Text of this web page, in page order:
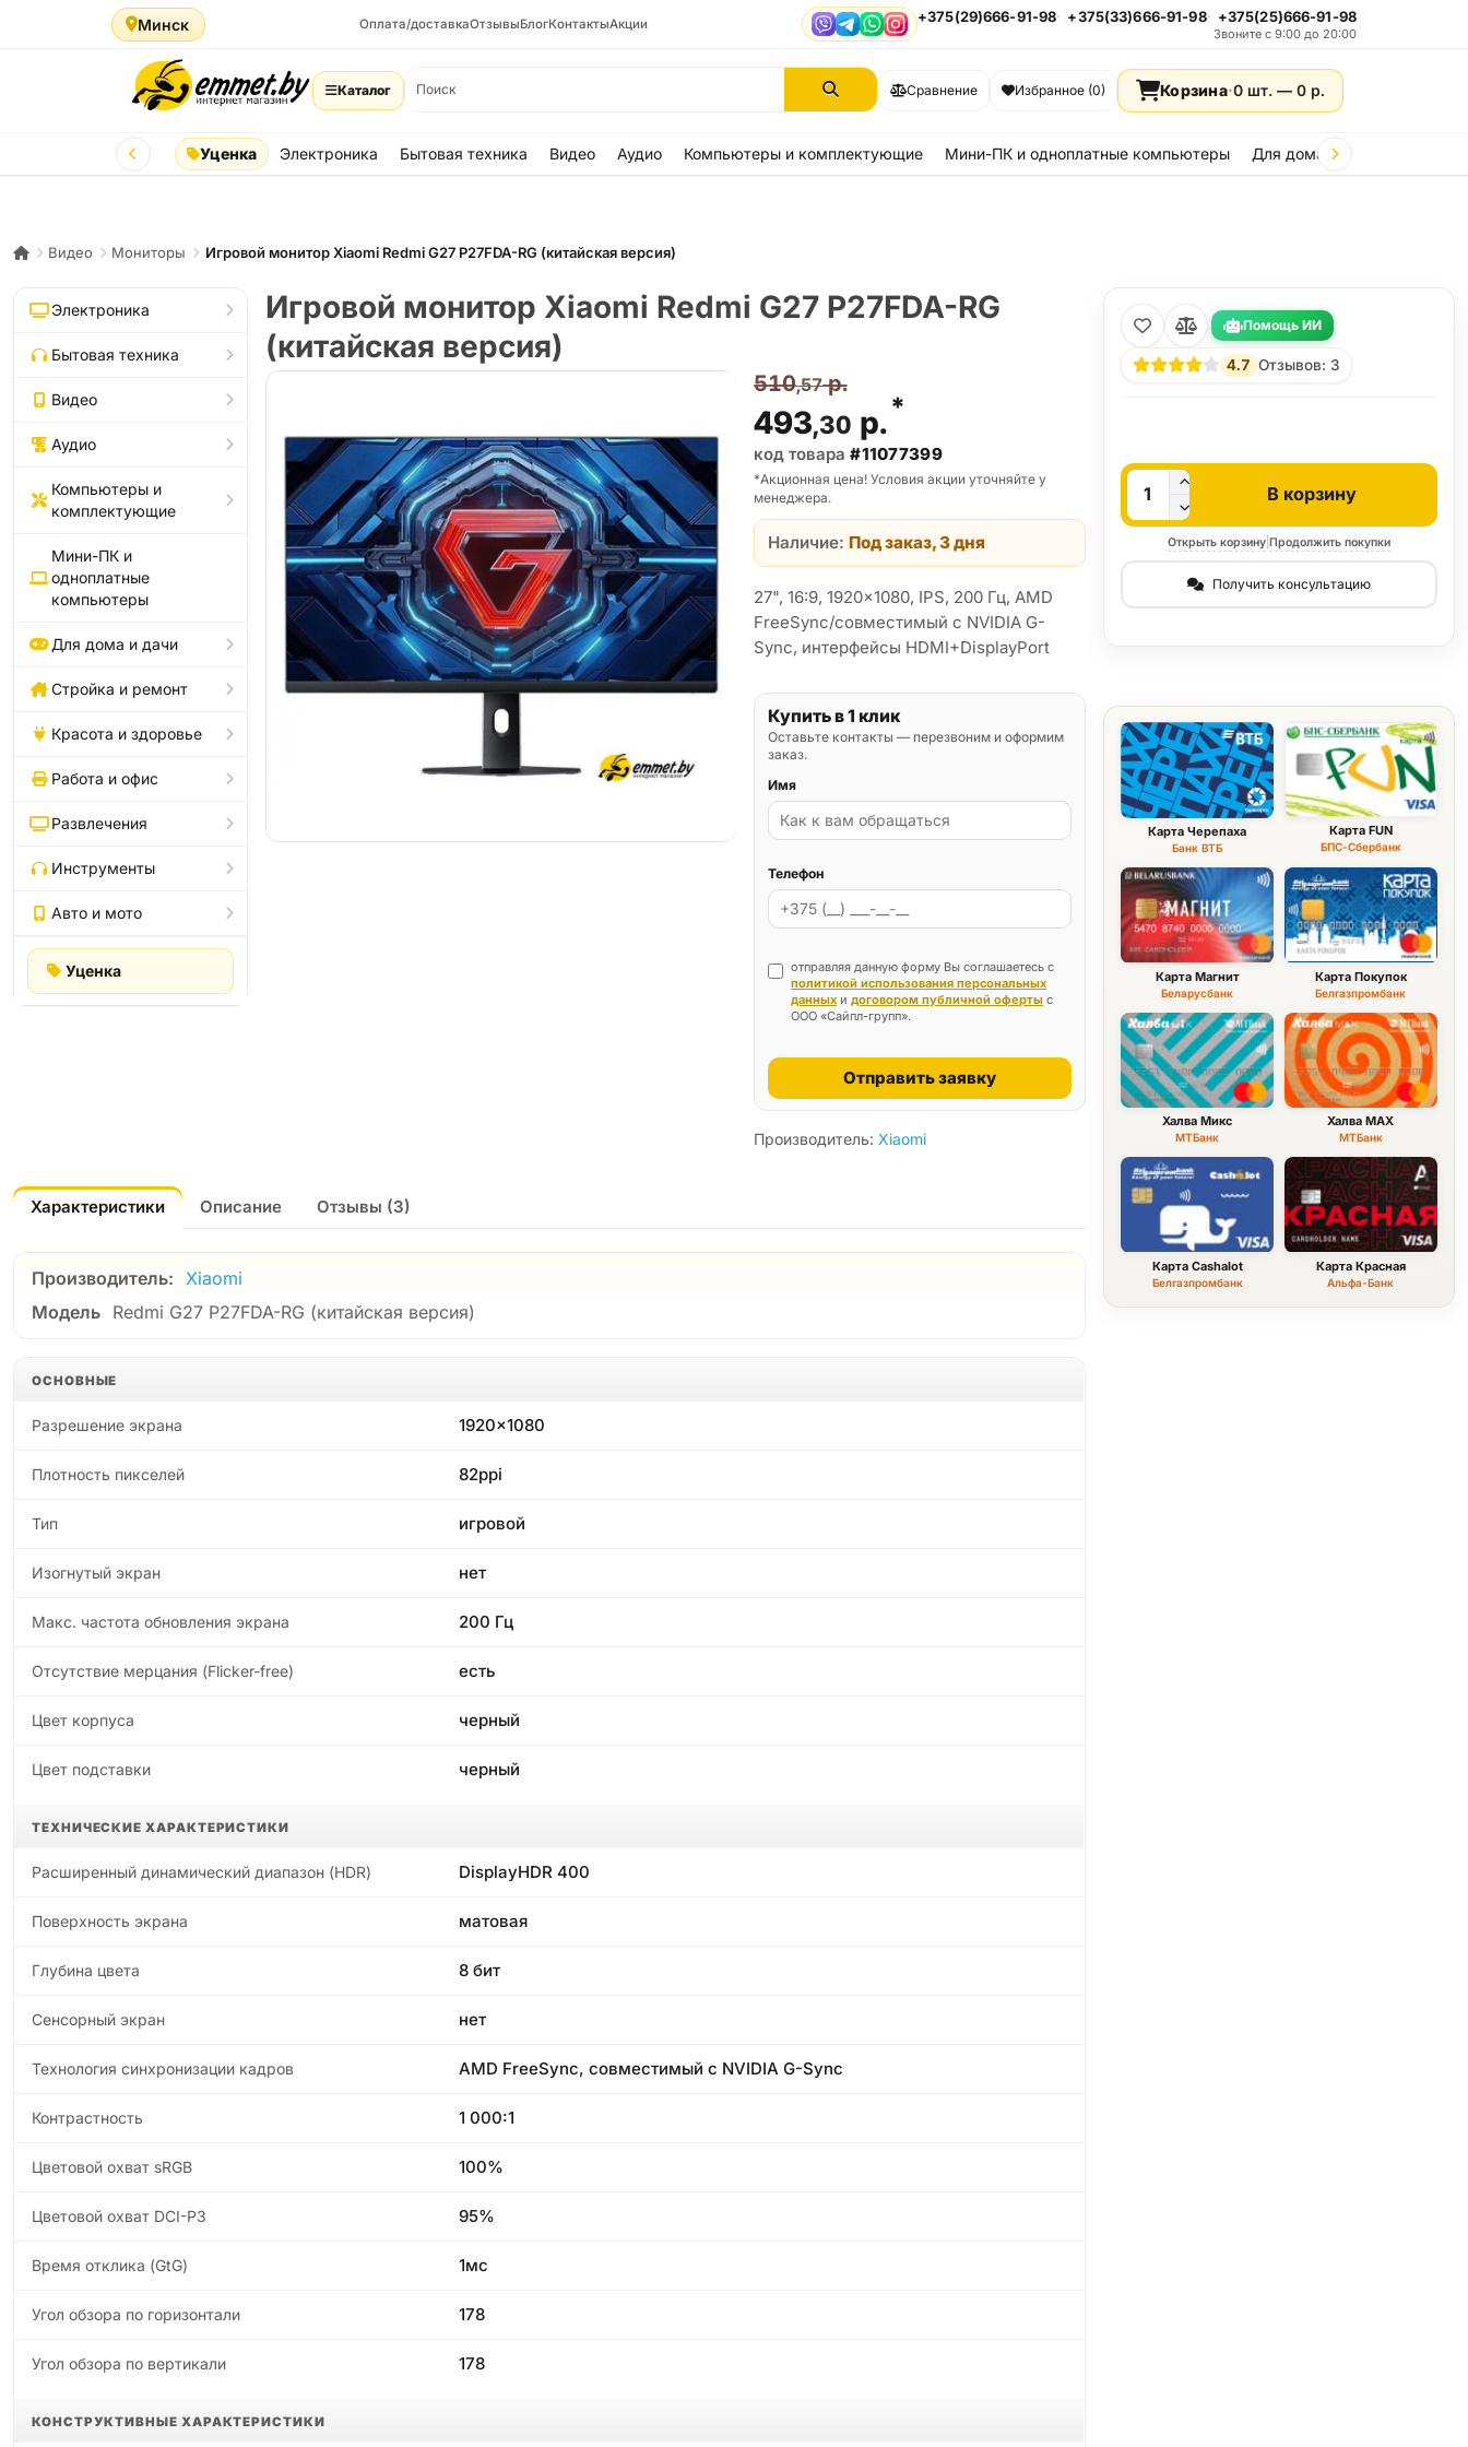
Минск Оплата/доставкаОтзывыБлогКонтактыАкции ViberTelegram
WhatsApp
Instagram
+375(29)666-91-98 +375(33)666-91-98 +375(25)666-91-98
Звоните с 9:00 до 20:00
Каталог Сравнение Избранное (0) Корзина·0 шт. — 0 р.
Уценка Электроника Бытовая техника Видео Аудио Компьютеры и комплектующие Мини-ПК и одноплатные компьютеры Для дома и дачи
Видео Мониторы Игровой монитор Xiaomi Redmi G27 P27FDA-RG (китайская версия)
Электроника
Бытовая техника
Видео
Аудио
Компьютеры и
комплектующие
Мини-ПК и
одноплатные
компьютеры
Для дома и дачи
Стройка и ремонт
Красота и здоровье
Работа и офис
Развлечения
Инструменты
Авто и мото
Уценка
Игровой монитор Xiaomi Redmi G27 P27FDA-RG
(китайская версия)
510,57р.
493,30р.*
код товара #11077399
*Акционная цена! Условия акции уточняйте у
менеджера.
Наличие: Под заказ, 3 дня
27", 16:9, 1920x1080, IPS, 200 Гц, AMD
FreeSync/совместимый с NVIDIA G-
Sync, интерфейсы HDMI+DisplayPort
Купить в 1 клик
Оставьте контакты — перезвоним и оформим
заказ.
Имя
Телефон
отправляя данную форму Вы соглашаетесь с
политикой использования персональных
данных идоговором публичной оферты с
ООО «Сайпл-групп».
Отправить заявку
Производитель: Xiaomi
Помощь ИИ
4.7 Отзывов: 3
Кол-во
В корзину
Открыть корзину| Продолжить покупки
Получить консультацию
Карта Черепаха
Банк ВТБ
Карта FUN
БПС-Сбербанк
Карта Магнит
Беларусбанк
Карта Покупок
Белгазпромбанк
Халва Микс
МТБанк
Халва MAX
МТБанк
Карта Cashalot
Белгазпромбанк
Карта Красная
Альфа-Банк
Характеристики Описание Отзывы (3)
Производитель:
Xiaomi
Модель Redmi G27 P27FDA-RG (китайская версия)
ОСНОВНЫЕ
Разрешение экрана 1920x1080
Плотность пикселей 82ppi
Тип игровой
Изогнутый экран нет
Макс. частота обновления экрана 200 Гц
Отсутствие мерцания (Flicker-free) есть
Цвет корпуса черный
Цвет подставки черный
ТЕХНИЧЕСКИЕ ХАРАКТЕРИСТИКИ
Расширенный динамический диапазон (HDR) DisplayHDR 400
Поверхность экрана матовая
Глубина цвета 8 бит
Сенсорный экран нет
Технология синхронизации кадров AMD FreeSync, совместимый с NVIDIA G-Sync
Контрастность 1 000:1
Цветовой охват sRGB 100%
Цветовой охват DCI-P3 95%
Время отклика (GtG) 1мс
Угол обзора по горизонтали 178
Угол обзора по вертикали 178
КОНСТРУКТИВНЫЕ ХАРАКТЕРИСТИКИ